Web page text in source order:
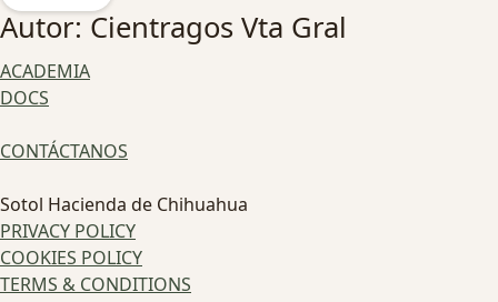
Autor: Cientragos Vta Gral
ACADEMIA
DOCS
CONTÁCTANOS
Sotol Hacienda de Chihuahua
PRIVACY POLICY
COOKIES POLICY
TERMS & CONDITIONS